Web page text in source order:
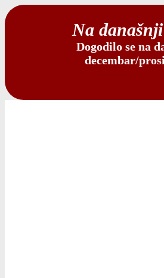
Na
Dogodilo se na
decembar/